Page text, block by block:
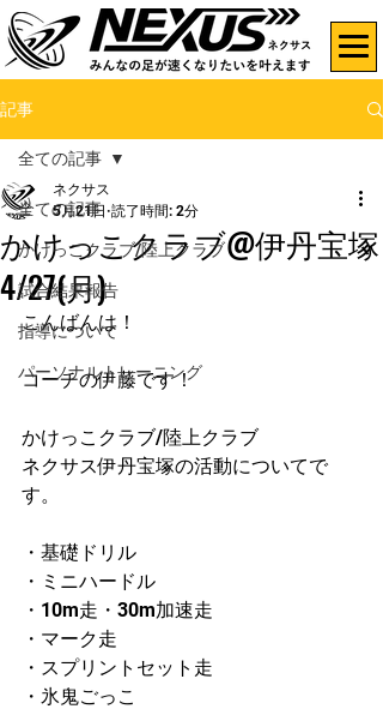
記事
全ての記事
かけっこクラブ/陸上クラブ
試合結果報告
指導について
パーソナルトレーニング
全ての記事
かけっこクラブ@伊丹宝塚
4/27(月)
ネクサス
5月21日 読了時間: 2分
こんばんは！
コーチの伊藤です！
かけっこクラブ/陸上クラブ
ネクサス伊丹宝塚の活動についてで
す。
・基礎ドリル
・ミニハードル
・10m走・30m加速走
・マーク走
・スプリントセット走
・氷鬼ごっこ